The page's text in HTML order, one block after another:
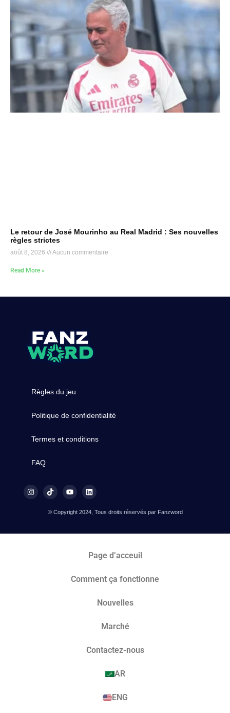
Le retour de José Mourinho au Real Madrid : Ses nouvelles
règles strictes
août 8, 2026 Aucun commentaire
Read More »
Règles du jeu
Politique de confidentialité
Termes et conditions
FAQ
© Copyright 2024, Tous droits réservés par Fanzword
Page d’acceuil
Comment ça fonctionne
Nouvelles
Marché​
Contactez-nous
AR
ENG